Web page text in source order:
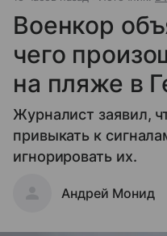
Военкор
чего
на пляже в
Журналист заявил,
привыкать к
игнорировать их.
Андрей Монид